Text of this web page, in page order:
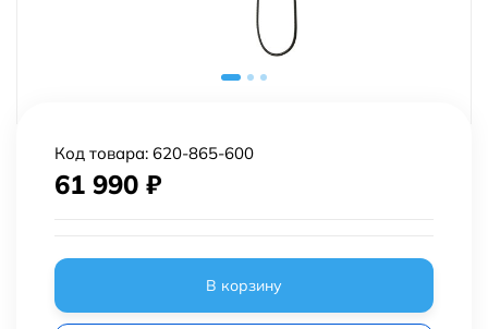
Код товара: 620-865-600
61 990 ₽
В корзину